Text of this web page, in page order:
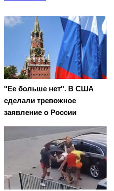
"Ее больше нет". В США
сделали тревожное
заявление о России